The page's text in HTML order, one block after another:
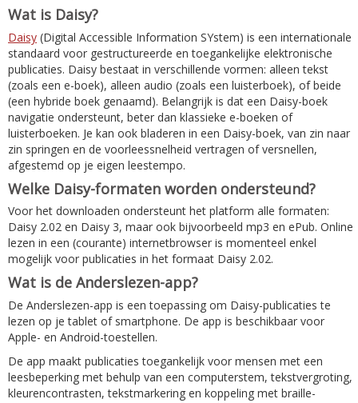
Wat is Daisy?
Daisy (Digital Accessible Information SYstem) is een internationale
standaard voor gestructureerde en toegankelijke elektronische
publicaties. Daisy bestaat in verschillende vormen: alleen tekst
(zoals een e-boek), alleen audio (zoals een luisterboek), of beide
(een hybride boek genaamd). Belangrijk is dat een Daisy-boek
navigatie ondersteunt, beter dan klassieke e-boeken of
luisterboeken. Je kan ook bladeren in een Daisy-boek, van zin naar
zin springen en de voorleessnelheid vertragen of versnellen,
afgestemd op je eigen leestempo.
Welke Daisy-formaten worden ondersteund?
Voor het downloaden ondersteunt het platform alle formaten:
Daisy 2.02 en Daisy 3, maar ook bijvoorbeeld mp3 en ePub. Online
lezen in een (courante) internetbrowser is momenteel enkel
mogelijk voor publicaties in het formaat Daisy 2.02.
Wat is de Anderslezen-app?
De Anderslezen-app is een toepassing om Daisy-publicaties te
lezen op je tablet of smartphone. De app is beschikbaar voor
Apple- en Android-toestellen.
De app maakt publicaties toegankelijk voor mensen met een
leesbeperking met behulp van een computerstem, tekstvergroting,
kleurencontrasten, tekstmarkering en koppeling met braille-